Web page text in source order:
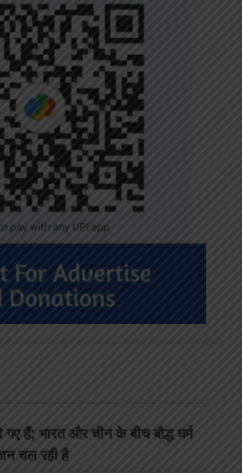
हैं; भारत और चीन के बीच बौद्ध धर्म
चल रही है